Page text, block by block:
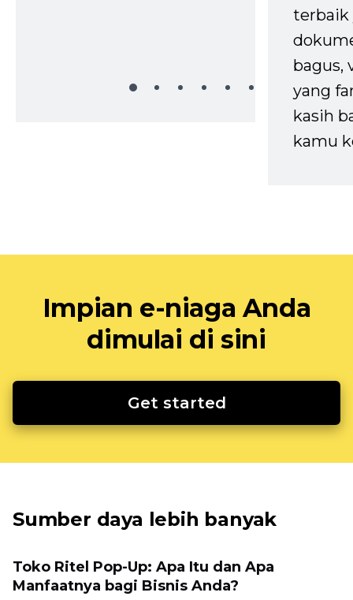
terbaik
bagus,
yang
kasih
kamu
Impian e-niaga Anda
dimulai di sini
Get started
Sumber daya lebih banyak
Toko Ritel Pop-Up: Apa Itu dan Apa
Manfaatnya bagi Bisnis Anda?